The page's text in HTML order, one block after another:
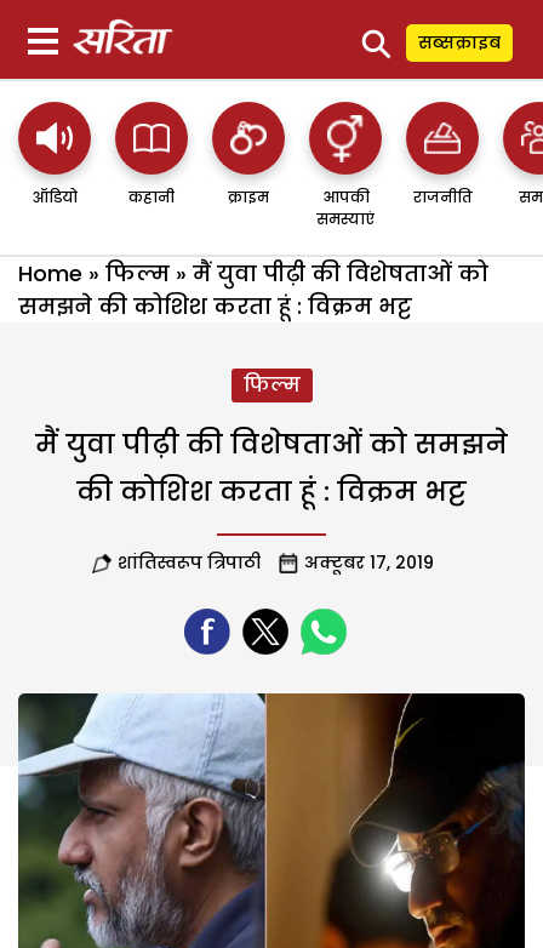
⚲ सब्सक्राइब
ऑडियो कहानी क्राइम
आपकी
समस्याएं
राजनीति
Home » फिल्म » मैं युवा पीढ़ी की विशेषताओं को
समझने की कोशिश करता हूं : विक्रम भट्ट
फिल्म
मैं युवा पीढ़ी की विशेषताओं को समझने
की कोशिश करता हूं : विक्रम भट्ट
शांतिस्वरूप त्रिपाठी अक्टूबर 17, 2019